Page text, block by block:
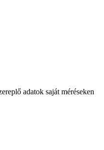
adatok saját méréseken